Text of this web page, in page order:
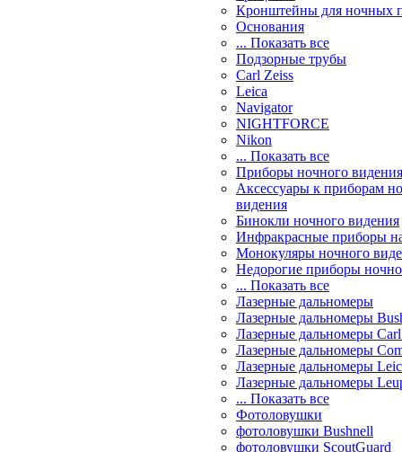
Кронштейны для ночных
Основания
... Показать все
Подзорные трубы
Carl Zeiss
Leica
Navigator
NIGHTFORCE
Nikon
... Показать все
Приборы ночного видения
Аксессуары к приборам
видения
Бинокли ночного видения
Инфракрасные приборы
Монокуляры ночного
Недорогие приборы
... Показать все
Лазерные дальномеры
Лазерные дальномеры
Лазерные дальномеры
Лазерные дальномеры
Лазерные дальномеры
Лазерные дальномеры
... Показать все
Фотоловушки
фотоловушки Bushnell
фотоловушки ScoutGuard